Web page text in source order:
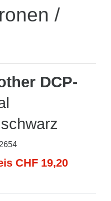
/
DCP-
CHF 19,20